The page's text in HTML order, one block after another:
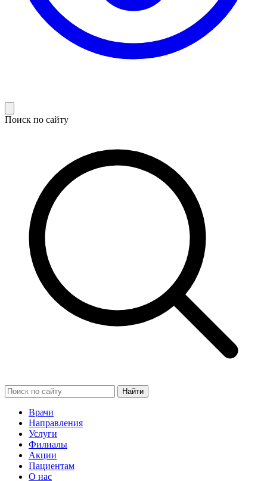
Поиск по сайту
Найти
Врачи
Направления
Услуги
Филиалы
Акции
Пациентам
О нас